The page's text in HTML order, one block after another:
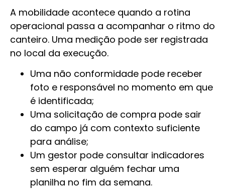
A mobilidade acontece quando a rotina
operacional passa a acompanhar o ritmo do
canteiro. Uma medição pode ser registrada
no local da execução.
Uma não conformidade pode receber
foto e responsável no momento em que
é identificada;
Uma solicitação de compra pode sair
do campo já com contexto suficiente
para análise;
Um gestor pode consultar indicadores
sem esperar alguém fechar uma
planilha no fim da semana.